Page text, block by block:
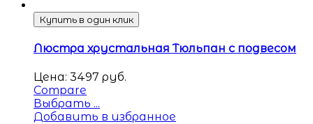
Купить в один клик
Люстра хрустальная Тюльпан с подвесом
Цена: 3497 руб.
Compare
Выбрать ...
Добавить в избранное